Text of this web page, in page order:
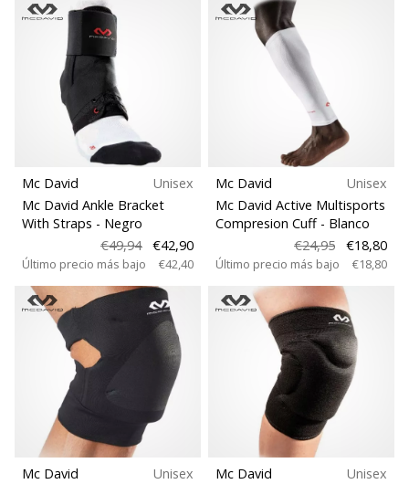
Mc David
Unisex
Mc David Ankle Bracket
With Straps - Negro
€49,94
€42,90
Último precio más bajo €42,40
Mc David
Unisex
Mc David Active Multisports
Compresion Cuff - Blanco
€24,95
€18,80
Último precio más bajo €18,80
Mc David
Unisex
Mc David
Unisex